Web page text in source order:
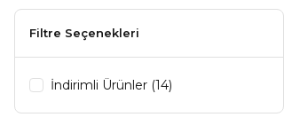
Filtre Seçenekleri
İndirimli Ürünler (14)